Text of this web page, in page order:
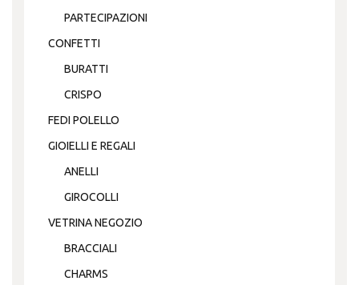
PARTECIPAZIONI
CONFETTI
BURATTI
CRISPO
FEDI POLELLO
GIOIELLI E REGALI
ANELLI
GIROCOLLI
VETRINA NEGOZIO
BRACCIALI
CHARMS